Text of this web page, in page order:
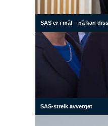
SAS er i mål – nå kan
SAS-streik avverget